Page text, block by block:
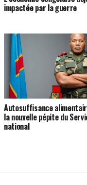
impactée par la guerre
Autosuffisance
la nouvelle pépite du
national